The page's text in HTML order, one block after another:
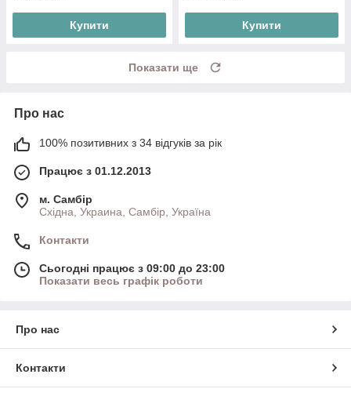
Купити Купити
Показати ще
Про нас
100% позитивних з 34 відгуків за рік
Працює з 01.12.2013
м. Самбір
Східна, Украина, Самбір, Україна
Контакти
Сьогодні працює з 09:00 до 23:00
Показати весь графік роботи
Про нас
Контакти